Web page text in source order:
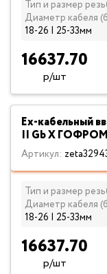
Тип и размер
Диаметр кабеля
18-26 | 25-33мм
16637.70
р/шт
Ех-кабельный
II Gb X
Артикул:
Тип и размер
Диаметр кабеля
18-26 | 25-33мм
16637.70
р/шт